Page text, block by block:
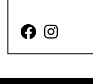
Follow
Follow